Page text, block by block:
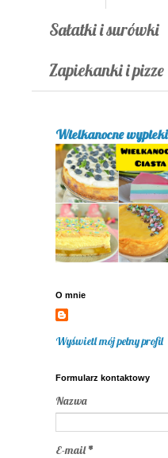
Sałatki i surówki
Zapiekanki i pizze
Wielkanocne wypieki
O mnie
Wyświetl mój pełny profil
Formularz kontaktowy
Nazwa
E-mail*